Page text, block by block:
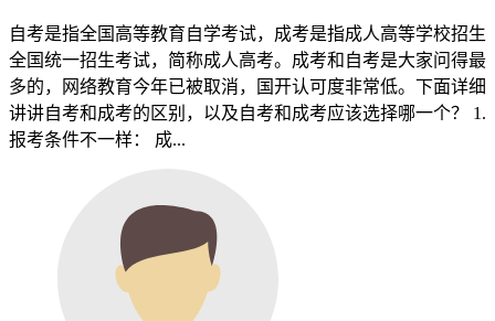
自考是指全国高等教育自学考试，成考是指成人高等学校招生
全国统一招生考试，简称成人高考。成考和自考是大家问得最
多的，网络教育今年已被取消，国开认可度非常低。下面详细
讲讲自考和成考的区别，以及自考和成考应该选择哪一个？ 1.
报考条件不一样： 成...